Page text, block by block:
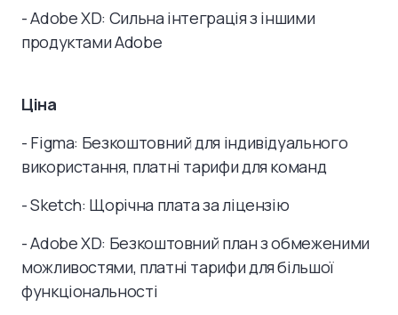
- Adobe XD: Сильна інтеграція з іншими
продуктами Adobe
Ціна
- Figma: Безкоштовний для індивідуального
використання, платні тарифи для команд
- Sketch: Щорічна плата за ліцензію
- Adobe XD: Безкоштовний план з обмеженими
можливостями, платні тарифи для більшої
функціональності